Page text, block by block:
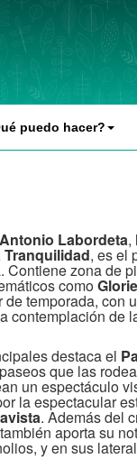
puedo hacer?
Labordeta,
Tranquilidad, es el
Contiene zona de
como
temporada, con
contemplación de
destaca el
que las
un espectáculo
la espectacular
. Además del
aporta su
y en sus